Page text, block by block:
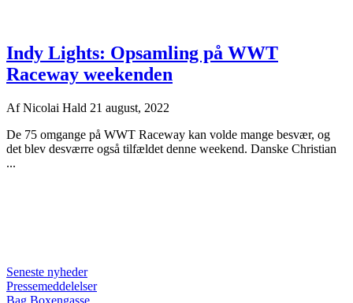
Indy Lights: Opsamling på WWT
Raceway weekenden
AfNicolai Hald 21 august, 2022
De 75 omgange på WWT Raceway kan volde mange besvær, og
det blev desværre også tilfældet denne weekend. Danske Christian
...
Seneste nyheder
Pressemeddelelser
Bag Boxengasse